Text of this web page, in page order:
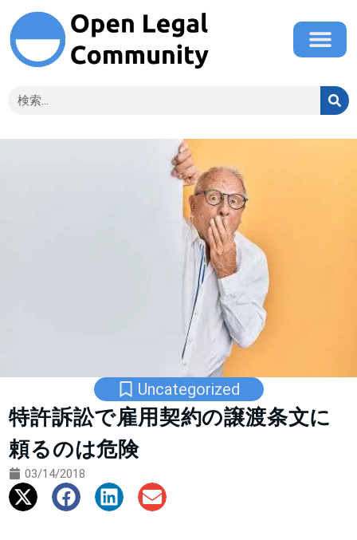
Uncategorized
特許訴訟で雇用契約の譲渡条文に
頼るのは危険
03/14/2018